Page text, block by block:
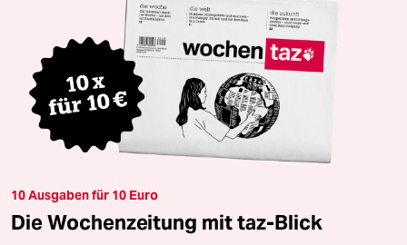
10 Ausgaben für 10 Euro
Die Wochenzeitung mit taz-Blick